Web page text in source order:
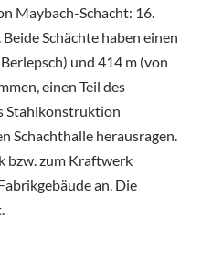
Maybach-Schacht: 16.
Schächte haben einen
und 414 m (von
einen Teil des
Stahlkonstruktion
Schachthalle herausragen.
bzw. zum Kraftwerk
an. Die